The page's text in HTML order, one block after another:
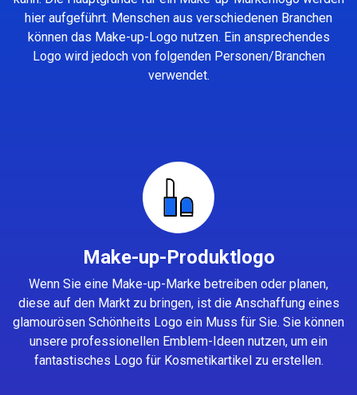
hier aufgeführt. Menschen aus verschiedenen Branchen
können das Make-up-Logo nutzen. Ein ansprechendes
Logo wird jedoch von folgenden Personen/Branchen
verwendet.
Make-up-Produktlogo
Wenn Sie eine Make-up-Marke betreiben oder planen,
diese auf den Markt zu bringen, ist die Anschaffung eines
glamourösen Schönheits Logo ein Muss für Sie. Sie können
unsere professionellen Emblem-Ideen nutzen, um ein
fantastisches Logo für Kosmetikartikel zu erstellen.